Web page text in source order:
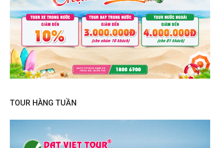
TOUR HÀNG TUẦN